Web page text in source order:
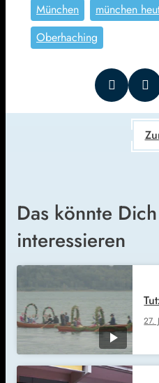
München
münchen
Oberhaching
Das könnte
interessieren
27.